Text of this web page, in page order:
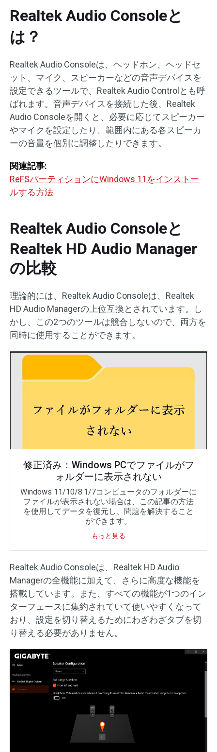
Realtek Audio Consoleと
は？
Realtek Audio Consoleは、ヘッドホン、ヘッドセ
ット、マイク、スピーカーなどの音声デバイスを
設定できるツールで、Realtek Audio Controlとも呼
ばれます。音声デバイスを接続した後、Realtek
Audio Consoleを開くと、必要に応じてスピーカー
やマイクを設定したり、範囲内にある各スピーカ
ーの音量を個別に調整したりできます。
関連記事:
ReFSパーティションにWindows 11をインストー
ルする方法
Realtek Audio Consoleと
Realtek HD Audio Manager
の比較
理論的には、Realtek Audio Consoleは、Realtek
HD Audio Managerの上位互換とされています。し
かし、この2つのツールは競合しないので、両方を
同時に使用することができます。
修正済み：Windows PCでファイルがフ
ォルダーに表示されない
Windows 11/10/8.1/7コンピュータのフォルダーに
ファイルが表示されない場合は、この記事の方法
を使用してデータを復元し、問題を解決すること
ができます。
もっと見る
Realtek Audio Consoleは、Realtek HD Audio
Managerの全機能に加えて、さらに高度な機能を
搭載しています。また、すべての機能が1つのイン
ターフェースに集約されていて使いやすくなって
おり、設定を切り替えるためにわざわざタブを切
り替える必要がありません。